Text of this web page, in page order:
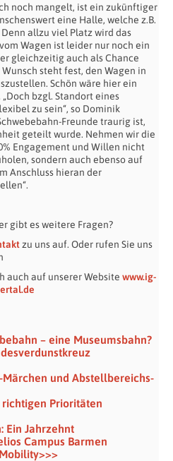
noch mangelt, ist ein zukünftiger
eine Halle, welche z.B.
allzu viel Platz wird das
Wagen ist leider nur noch ein
gleichzeitig auch als Chance
steht fest, den Wagen in
Schön wäre hier ein
„Doch bzgl. Standort eines
zu sein“, so Dominik
Freunde traurig ist,
geteilt wurde. Nehmen wir die
Engagement und Willen nicht
sondern auch ebenso auf
Anschluss hieran der
gibt es weitere Fragen?
zu uns auf. Oder rufen Sie uns
auch auf unserer Website www.ig-
– eine Museumsbahn?
und Abstellbereichs-
Prioritäten
Ein Jahrzehnt
Campus Barmen